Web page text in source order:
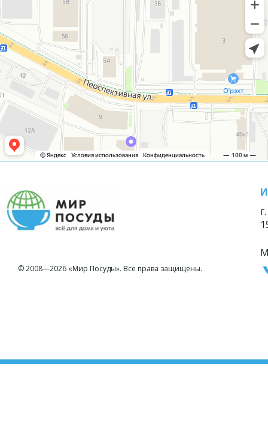
© 2008—2026 «Мир Посуды». Все права защищены.